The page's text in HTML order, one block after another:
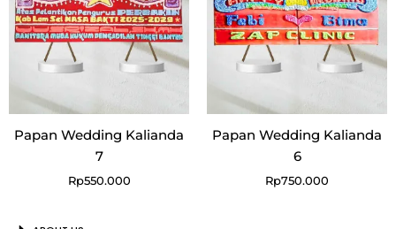
Papan Wedding Kalianda
7
Rp550.000
Papan Wedding Kalianda
6
Rp750.000